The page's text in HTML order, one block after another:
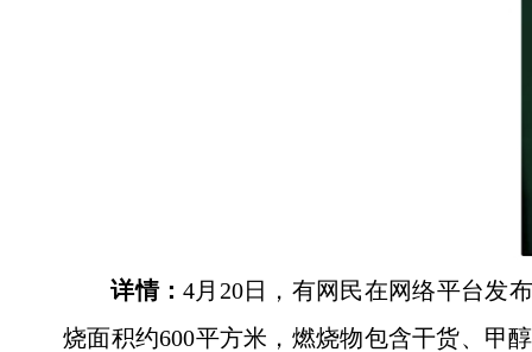
详情：4月20日，有网民在网络平台发
烧面积约600平方米，燃烧物包含干货、甲